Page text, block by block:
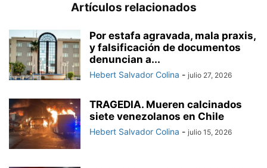
Artículos relacionados
Por estafa agravada, mala praxis,
y falsificación de documentos
denuncian a...
Hebert Salvador Colina - julio 27, 2026
TRAGEDIA. Mueren calcinados
siete venezolanos en Chile
Hebert Salvador Colina - julio 15, 2026